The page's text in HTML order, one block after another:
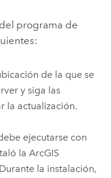
programa de
de la que se
y siga las
la actualización.
ejecutarse con
la ArcGIS
la instalación,